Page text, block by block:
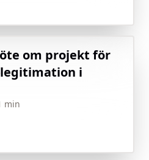
om projekt för
i
min